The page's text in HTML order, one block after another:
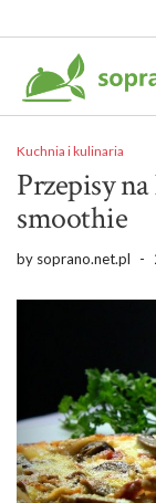
Kuchnia i kulinaria
Przepisy
smoothie
by soprano.net.pl -